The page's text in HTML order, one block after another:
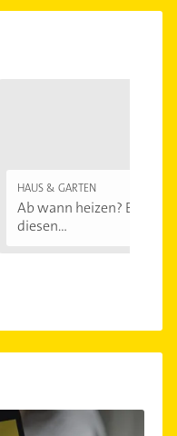
HAUS & GARTEN
Ab wann heizen? Bei
diesen